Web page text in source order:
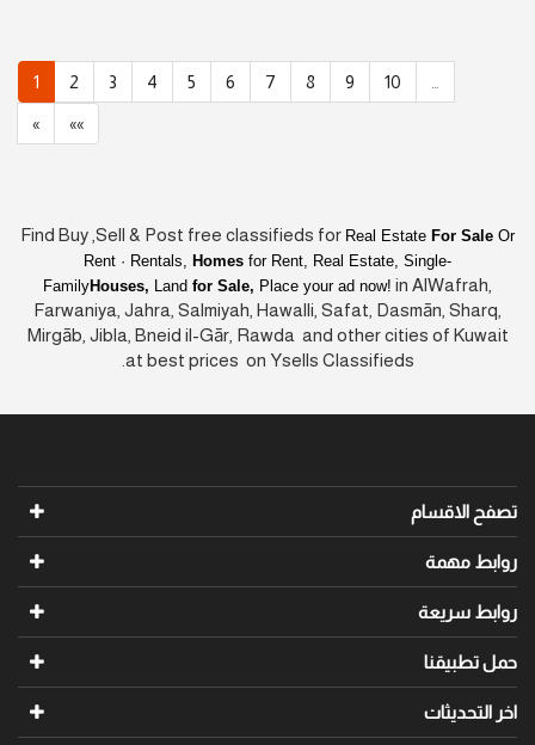
1 2 3 4 5 6 7 8 9 10
» »»
Find Buy ,Sell & Post free classifieds for Real Estate For Sale Or
Rent · Rentals, Homes for Rent, Real Estate, Single-
FamilyHouses, Land for Sale, Place your ad now! in AlWafrah,
Farwaniya, Jahra, Salmiyah, Hawalli, Safat, Dasmān, Sharq,
Mirgāb, Jibla, Bneid il-Gār, Rawda and other cities of Kuwait
at best prices on Ysells Classifieds.
تصفح الاقسام
روابط مهمة
روابط سريعة
حمل تطبيقنا
اخر التحديثات